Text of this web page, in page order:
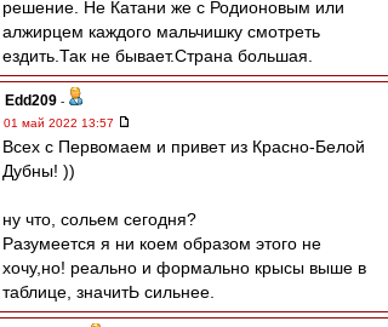
решение. Не Катани же с Родионовым или
алжирцем каждого мальчишку смотреть
ездить.Так не бывает.Страна большая.
Edd209 -
01 май 2022 13:57
Всех с Первомаем и привет из Красно-Белой
Дубны! ))
ну что, сольем сегодня?
Разумеется я ни коем образом этого не
хочу,но! реально и формально крысы выше в
таблице, значитЬ сильнее.